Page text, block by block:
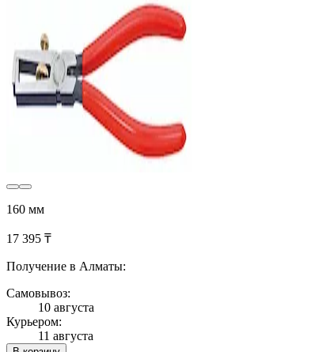
160 мм
17 395 ₸
Получение в Алматы:
Самовывоз:
10 августа
Курьером:
11 августа